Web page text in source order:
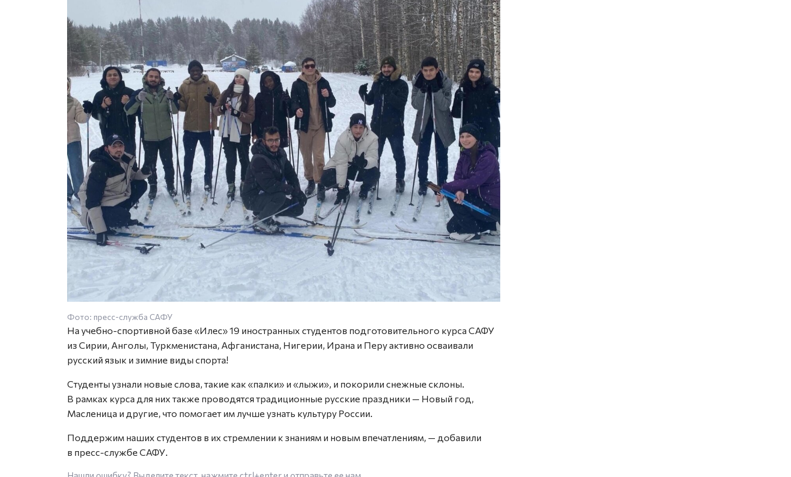
Фото: пресс-служба САФУ
На учебно-спортивной базе «Илес» 19 иностранных студентов подготовительного курса САФУ
из Сирии, Анголы, Туркменистана, Афганистана, Нигерии, Ирана и Перу активно осваивали
русский язык и зимние виды спорта!
Студенты узнали новые слова, такие как «палки» и «лыжи», и покорили снежные склоны.
В рамках курса для них также проводятся традиционные русские праздники — Новый год,
Масленица и другие, что помогает им лучше узнать культуру России.
Поддержим наших студентов в их стремлении к знаниям и новым впечатлениям, — добавили
в пресс-службе САФУ.